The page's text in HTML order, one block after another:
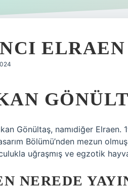
Gönültaş, namıdiğer Elraen.
Bölümü’nden mezun
uğraşmış ve egzotik
NEREDE